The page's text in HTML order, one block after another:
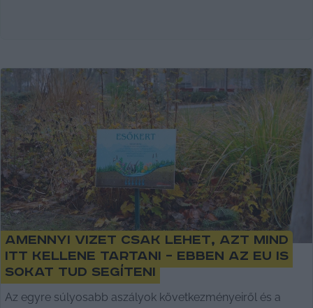
Amennyi vizet csak lehet, azt mind
itt kellene tartani – ebben az EU is
sokat tud segíteni
Az egyre súlyosabb aszályok következményeiről és a